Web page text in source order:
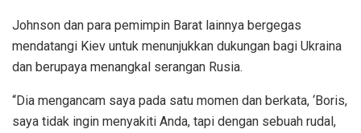
Johnson dan para pemimpin Barat lainnya bergegas
mendatangi Kiev untuk menunjukkan dukungan bagi Ukraina
dan berupaya menangkal serangan Rusia.
“Dia mengancam saya pada satu momen dan berkata, ‘Boris,
saya tidak ingin menyakiti Anda, tapi dengan sebuah rudal,